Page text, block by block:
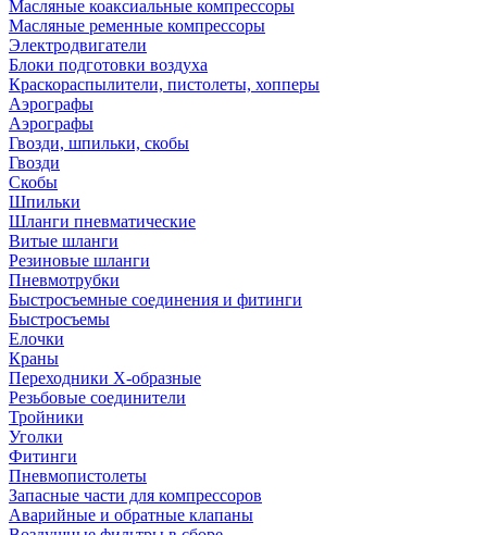
Масляные коаксиальные компрессоры
Масляные ременные компрессоры
Электродвигатели
Блоки подготовки воздуха
Краскораспылители, пистолеты, хопперы
Аэрографы
Аэрографы
Гвозди, шпильки, скобы
Гвозди
Скобы
Шпильки
Шланги пневматические
Витые шланги
Резиновые шланги
Пневмотрубки
Быстросъемные соединения и фитинги
Быстросъемы
Елочки
Краны
Переходники Х-образные
Резьбовые соединители
Тройники
Уголки
Фитинги
Пневмопистолеты
Запасные части для компрессоров
Аварийные и обратные клапаны